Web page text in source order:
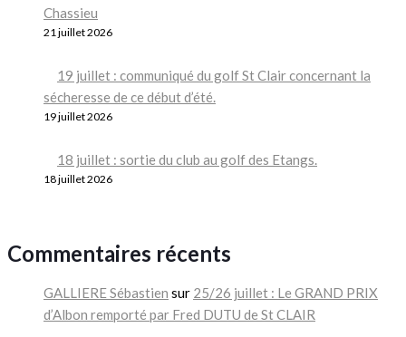
Chassieu
21 juillet 2026
19 juillet : communiqué du golf St Clair concernant la
sécheresse de ce début d’été.
19 juillet 2026
18 juillet : sortie du club au golf des Etangs.
18 juillet 2026
Commentaires récents
GALLIERE Sébastien sur 25/26 juillet : Le GRAND PRIX
d’Albon remporté par Fred DUTU de St CLAIR